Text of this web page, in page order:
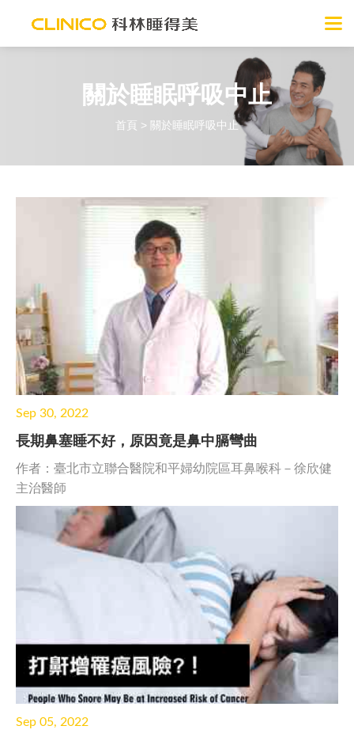
關於睡眠呼吸中止
首頁 > 關於睡眠呼吸中止
Sep 30, 2022
長期鼻塞睡不好，原因竟是鼻中膈彎曲
作者：臺北市立聯合醫院和平婦幼院區耳鼻喉科－徐欣健
主治醫師
Sep 05, 2022